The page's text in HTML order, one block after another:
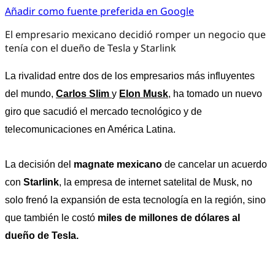
Añadir como fuente preferida en Google
El empresario mexicano decidió romper un negocio que
tenía con el dueño de Tesla y Starlink
La rivalidad entre dos de los empresarios más influyentes
del mundo, Carlos Slim y Elon Musk, ha tomado un nuevo
giro que sacudió el mercado tecnológico y de
telecomunicaciones en América Latina.
La decisión del magnate mexicano de cancelar un acuerdo
con Starlink, la empresa de internet satelital de Musk, no
solo frenó la expansión de esta tecnología en la región, sino
que también le costó miles de millones de dólares al
dueño de Tesla.